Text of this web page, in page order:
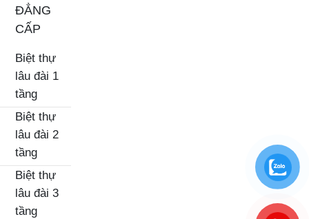
ĐẲNG
CẤP
Biệt thự
lâu đài 1
tầng
Biệt thự
lâu đài 2
tầng
Biệt thự
lâu đài 3
tầng